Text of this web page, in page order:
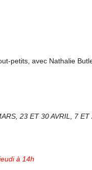
petits, avec Nathalie
23 ET 30 AVRIL, 7 ET
à 14h